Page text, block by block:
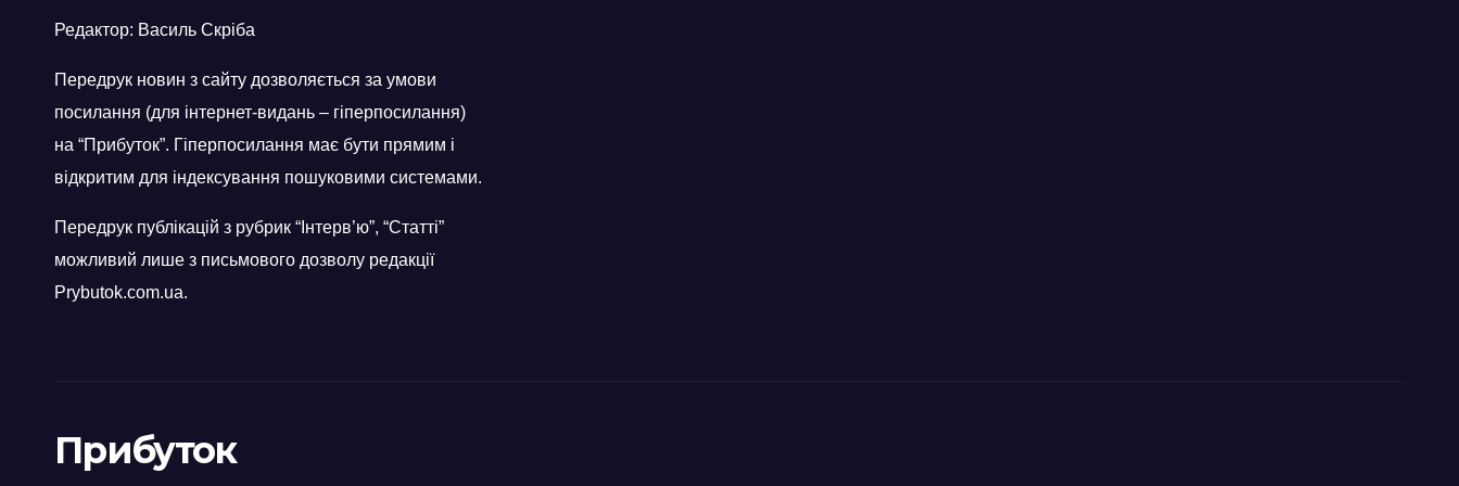
Редактор: Василь Скріба
Передрук новин з сайту дозволяється за умови
посилання (для інтернет-видань – гіперпосилання)
на “Прибуток”. Гіперпосилання має бути прямим і
відкритим для індексування пошуковими системами.
Передрук публікацій з рубрик “Інтерв’ю”, “Статті”
можливий лише з письмового дозволу редакції
Prybutok.com.ua.
Прибуток